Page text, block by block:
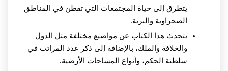
يتطرق إلى حياة المجتمعات التي تقطن في المناطق
الصحراوية والبرية.
يتحدث هذا الكتاب عن مواضيع مختلفة مثل الدول
والخلافة والملك، بالإضافة إلى ذكر عدد المراتب في
سلطنة الحكم، وأنواع المساحات الأرضية.